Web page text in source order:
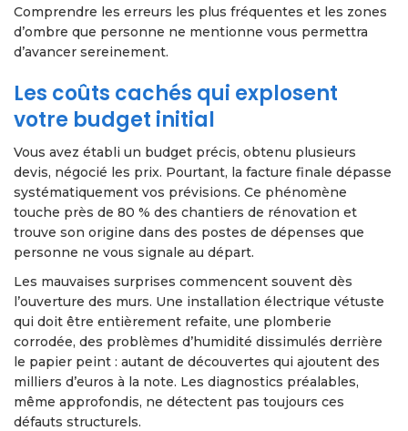
Comprendre les erreurs les plus fréquentes et les zones
d’ombre que personne ne mentionne vous permettra
d’avancer sereinement.
Les coûts cachés qui explosent
votre budget initial
Vous avez établi un budget précis, obtenu plusieurs
devis, négocié les prix. Pourtant, la facture finale dépasse
systématiquement vos prévisions. Ce phénomène
touche près de 80 % des chantiers de rénovation et
trouve son origine dans des postes de dépenses que
personne ne vous signale au départ.
Les mauvaises surprises commencent souvent dès
l’ouverture des murs. Une installation électrique vétuste
qui doit être entièrement refaite, une plomberie
corrodée, des problèmes d’humidité dissimulés derrière
le papier peint : autant de découvertes qui ajoutent des
milliers d’euros à la note. Les diagnostics préalables,
même approfondis, ne détectent pas toujours ces
défauts structurels.